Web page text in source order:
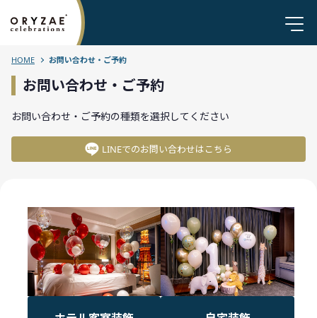
HOME お問い合わせ・ご予約
お問い合わせ・ご予約
お問い合わせ・ご予約の種類を選択してください
LINEでのお問い合わせはこちら